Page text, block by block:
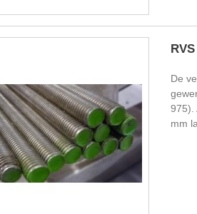
De
975).
mm